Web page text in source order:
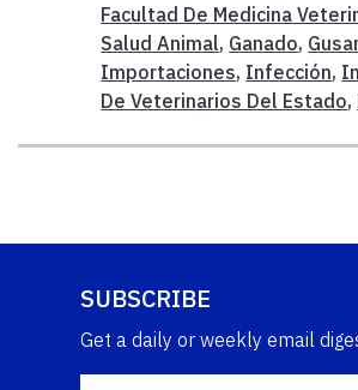
Facultad De Medicina
Salud Animal, Ganado,
Importaciones, Infección,
De Veterinarios Del Estado,
SUBSCRIBE
Get a daily or weekly email